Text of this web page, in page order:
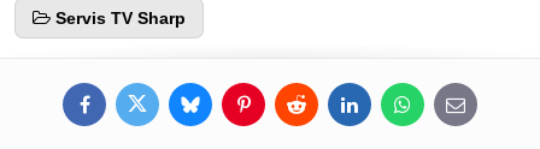
Servis TV Sharp
FacebookTwitterBlueskyPinterestRedditLinkedInWhatsApp
E-
mail